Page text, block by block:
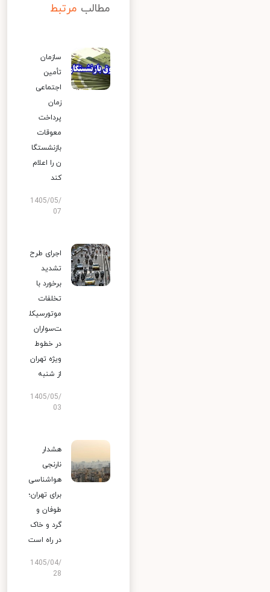
مطالب مرتبط
سازمان
تأمین
اجتماعی
زمان
پرداخت
معوقات
بازنشستگا
ن را اعلام
کند
1405/05/
07
اجرای طرح
تشدید
برخورد با
تخلفات
موتورسیکل
ت‌سواران
در خطوط
ویژه تهران
از شنبه
1405/05/
03
هشدار
نارنجی
هواشناسی
برای تهران؛
طوفان و
گرد و خاک
در راه است
1405/04/
28